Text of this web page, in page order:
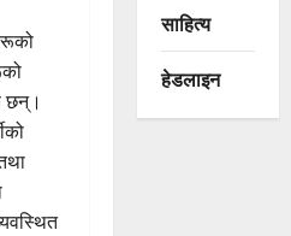
छन्।
साहित्य
हेडलाइन